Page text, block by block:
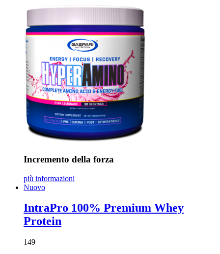
Incremento della forza
più informazioni
Nuovo
IntraPro 100% Premium Whey
Protein
149